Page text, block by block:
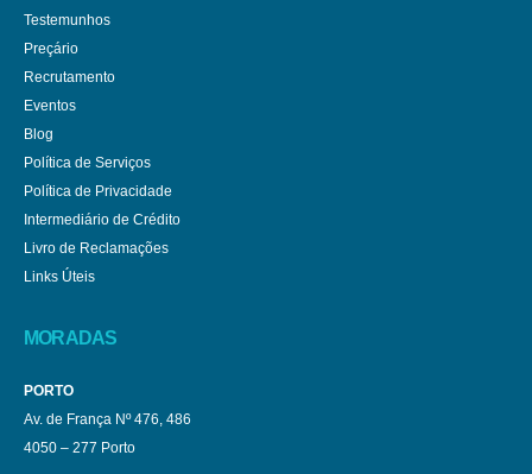
Testemunhos
Preçário
Recrutamento
Eventos
Blog
Política de Serviços
Política de Privacidade
Intermediário de Crédito
Livro de Reclamações
Links Úteis
MORADAS
PORTO
Av. de França Nº 476, 486
4050 – 277 Porto